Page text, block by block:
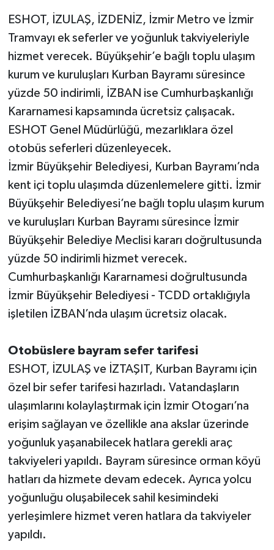
ESHOT, İZULAŞ, İZDENİZ, İzmir Metro ve İzmir
Tramvayı ek seferler ve yoğunluk takviyeleriyle
hizmet verecek. Büyükşehir’e bağlı toplu ulaşım
kurum ve kuruluşları Kurban Bayramı süresince
yüzde 50 indirimli, İZBAN ise Cumhurbaşkanlığı
Kararnamesi kapsamında ücretsiz çalışacak.
ESHOT Genel Müdürlüğü, mezarlıklara özel
otobüs seferleri düzenleyecek.
İzmir Büyükşehir Belediyesi, Kurban Bayramı’nda
kent içi toplu ulaşımda düzenlemelere gitti. İzmir
Büyükşehir Belediyesi’ne bağlı toplu ulaşım kurum
ve kuruluşları Kurban Bayramı süresince İzmir
Büyükşehir Belediye Meclisi kararı doğrultusunda
yüzde 50 indirimli hizmet verecek.
Cumhurbaşkanlığı Kararnamesi doğrultusunda
İzmir Büyükşehir Belediyesi - TCDD ortaklığıyla
işletilen İZBAN’nda ulaşım ücretsiz olacak.
Otobüslere bayram sefer tarifesi
ESHOT, İZULAŞ ve İZTAŞIT, Kurban Bayramı için
özel bir sefer tarifesi hazırladı. Vatandaşların
ulaşımlarını kolaylaştırmak için İzmir Otogarı’na
erişim sağlayan ve özellikle ana akslar üzerinde
yoğunluk yaşanabilecek hatlara gerekli araç
takviyeleri yapıldı. Bayram süresince orman köyü
hatları da hizmete devam edecek. Ayrıca yolcu
yoğunluğu oluşabilecek sahil kesimindeki
yerleşimlere hizmet veren hatlara da takviyeler
yapıldı.